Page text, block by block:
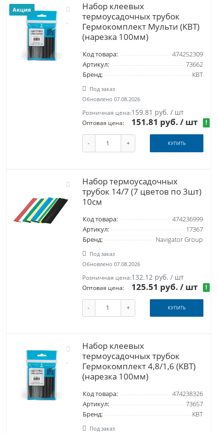
Акция
Набор клеевых
термоусадочных трубок
Гермокомплект Мульти (КВТ)
(нарезка 100мм)
Код товара:
474252309
Артикул:
73662
Бренд:
КВТ
Под заказ
Обновлено 07.08.2026
Розничная цена:159.81 руб. / шт
Оптовая цена: 151.81 руб./ шт !
- + КУПИТЬ
Набор термоусадочных
трубок 14/7 (7 цветов по 3шт)
10см
Код товара:
474236999
Артикул:
17367
Бренд:
Navigator Group
Под заказ
Обновлено 07.08.2026
Розничная цена:132.12 руб. / шт
Оптовая цена: 125.51 руб./ шт !
- + КУПИТЬ
Набор клеевых
термоусадочных трубок
Гермокомплект 4,8/1,6 (КВТ)
(нарезка 100мм)
Код товара:
474238326
Артикул:
73657
Бренд:
КВТ
Под заказ